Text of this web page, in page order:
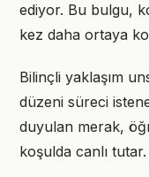
ediyor. Bu bulgu,
kez daha ortaya
Bilinçli yaklaşım
düzeni süreci
duyulan merak,
koşulda canlı tutar.